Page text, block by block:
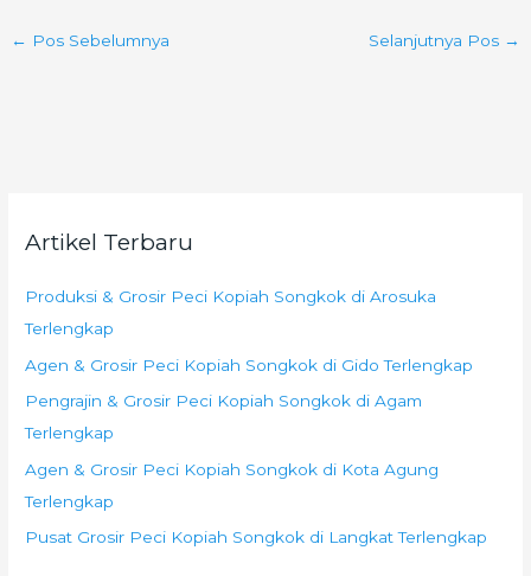
← Pos Sebelumnya Selanjutnya Pos →
Artikel Terbaru
Produksi & Grosir Peci Kopiah Songkok di Arosuka
Terlengkap
Agen & Grosir Peci Kopiah Songkok di Gido Terlengkap
Pengrajin & Grosir Peci Kopiah Songkok di Agam
Terlengkap
Agen & Grosir Peci Kopiah Songkok di Kota Agung
Terlengkap
Pusat Grosir Peci Kopiah Songkok di Langkat Terlengkap